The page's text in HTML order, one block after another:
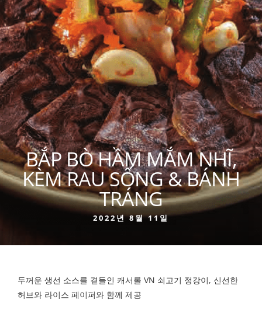
BẮP BÒ HẦM MẮM NHĨ,
KÈM RAU SỐNG & BÁNH
TRÁNG
2022년 8월 11일
두꺼운 생선 소스를 곁들인 캐서롤 VN 쇠고기 정강이, 신선한
허브와 라이스 페이퍼와 함께 제공